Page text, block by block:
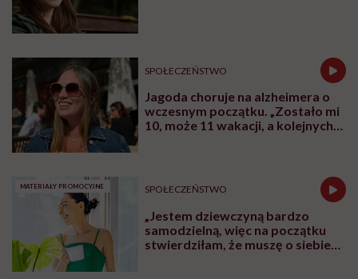
SPOŁECZEŃSTWO
Jagoda choruje na alzheimera o
wczesnym początku. „Zostało mi
10, może 11 wakacji, a kolejnych
MATERIAŁY PROMOCYJNE SPOŁECZEŃSTWO
„Jestem dziewczyną bardzo
samodzielną, więc na początku
stwierdziłam, że muszę o siebie